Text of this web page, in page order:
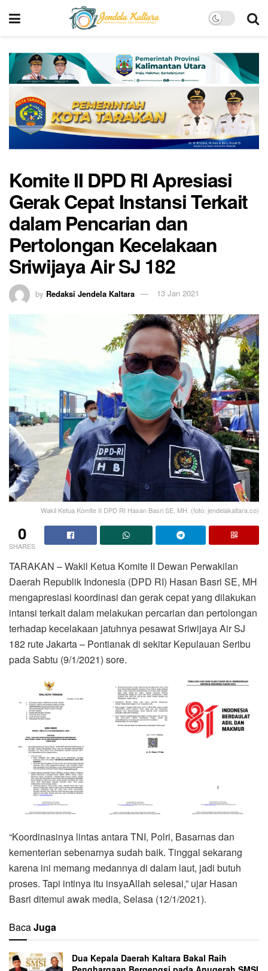
Komite II DPD RI Apresiasi
Gerak Cepat Instansi Terkait
dalam Pencarian dan
Pertolongan Kecelakaan
Sriwijaya Air SJ 182
by Redaksi Jendela Kaltara 13 Jan 2021
Wakil Ketua Komite II DPD RI Hasan Basri SE, MH. (foto: jendelakaltara.co)
0
SHARES
TARAKAN – Wakil Ketua Komite II Dewan Perwakilan
Daerah Republik Indonesia (DPD RI) Hasan Basri SE, MH
mengapresiasi koordinasi dan gerak cepat yang dilakukan
intansi terkait dalam melakukan percarian dan pertolongan
terhadap kecelakaan jatuhnya pesawat Sriwijaya Air SJ
182 rute Jakarta – Pontianak di sekitar Kepulauan Seribu
pada Sabtu (9/1/2021) sore.
“Koordinasinya lintas antara TNI, Polri, Basarnas dan
kementerian sebenarnya sudah baik. Tinggal sekarang
karena ini memang medannya di dalam laut, jadi butuh
proses. Tapi intinya itu insyaAllah selesai,” ujar Hasan
Basri ditemui awak media, Selasa (12/1/2021).
BacaJuga
Dua Kepala Daerah Kaltara Bakal Raih